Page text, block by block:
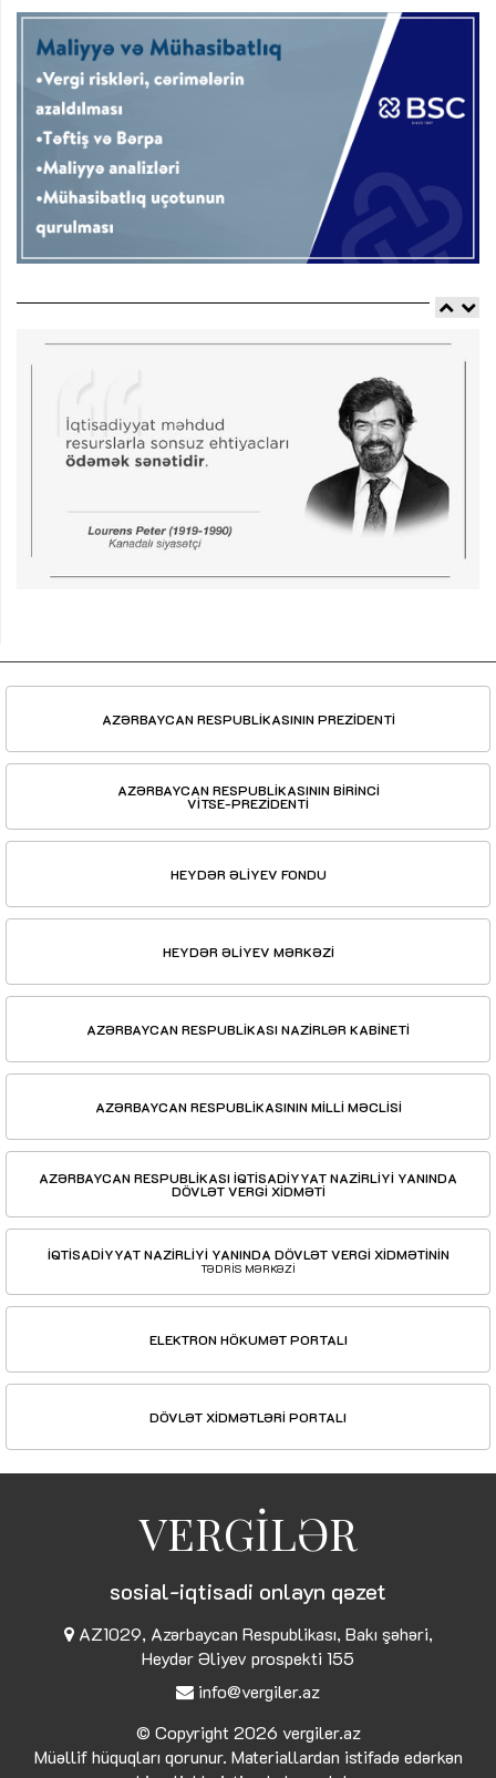
AZƏRBAYCAN RESPUBLİKASININ PREZİDENTİ
AZƏRBAYCAN RESPUBLİKASININ BİRİNCİ
VİTSE-PREZİDENTİ
HEYDƏR ƏLİYEV FONDU
HEYDƏR ƏLİYEV MƏRKƏZİ
AZƏRBAYCAN RESPUBLİKASI NAZİRLƏR KABİNETİ
AZƏRBAYCAN RESPUBLİKASININ MİLLİ MƏCLİSİ
AZƏRBAYCAN RESPUBLİKASI İQTİSADİYYAT NAZİRLİYİ YANINDA
DÖVLƏT VERGİ XİDMƏTİ
İQTİSADİYYAT NAZİRLİYİ YANINDA DÖVLƏT VERGİ XİDMƏTİNİN
TƏDRİS MƏRKƏZİ
ELEKTRON HÖKUMƏT PORTALI
DÖVLƏT XİDMƏTLƏRİ PORTALI
VERGİLƏR
sosial-iqtisadi onlayn qəzet
AZ1029, Azərbaycan Respublikası, Bakı şəhəri,
Heydər Əliyev prospekti 155
info@vergiler.az
© Copyright 2026 vergiler.az
Müəllif hüquqları qorunur. Materiallardan istifadə edərkən